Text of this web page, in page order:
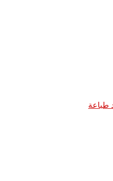
طباعة